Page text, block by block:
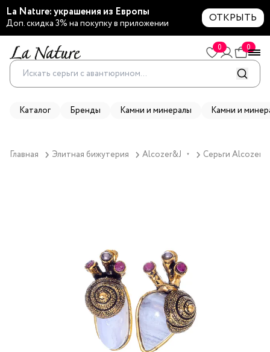
La Nature: украшения из Европы
Доп. скидка 3% на покупку в приложении ОТКРЫТЬ
0 0
Каталог Бренды Камни и минералы Камни и
Главная Элитная бижутерия Alcozer&J ▼ Серьги